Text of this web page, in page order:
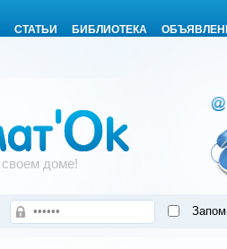
СТАТЬИ БИБЛИОТЕКА
доме!